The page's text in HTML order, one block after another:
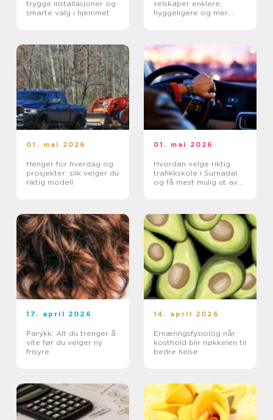
trygge installasjoner og
smarte valg i hjemmet
selskaper enklere,
hyggeligere og mer
01. mai 2026
Henger for hverdag og
prosjekter: slik velger du
riktig modell
01. mai 2026
Hvordan velge riktig
trafikkskole i Surnadal
og få mest mulig ut av
17. april 2026
Parykk: Alt du trenger å
vite før du velger ny
frisyre
14. april 2026
Ernæringsfysiolog når
kosthold blir nøkkelen til
bedre helse